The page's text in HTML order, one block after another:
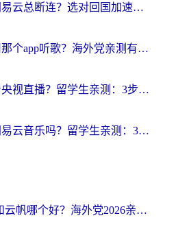
在海外听网易云总断连？选对回国加速器，告别地区限制和卡顿
国外可以用那个app听歌？海外党亲测有效的回国加速方案，轻松听国内音乐听书
海外怎么看央视直播？留学生亲测：3步解决版权限制+追剧自由
国外能用网易云音乐吗？留学生亲测：3步解决海外听歌难题
Quickback和云帆哪个好？海外党2026亲测指南：选对加速器大陆工具，无缝刷国内剧玩国服